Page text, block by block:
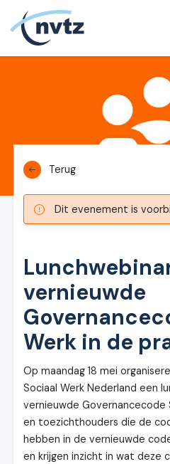
NVTZ
Terug
Dit evenement is
vernieuwde
Werk in de
Op maandag 18 mei
Sociaal Werk Nederland een
vernieuwde Governancecode
en toezichthouders die de
hebben in de vernieuwde
en krijgen inzicht in wat